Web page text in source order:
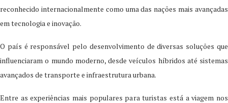
reconhecido internacionalmente como uma das nações mais avançadas
em tecnologia e inovação.
O país é responsável pelo desenvolvimento de diversas soluções que
influenciaram o mundo moderno, desde veículos híbridos até sistemas
avançados de transporte e infraestrutura urbana.
Entre as experiências mais populares para turistas está a viagem nos